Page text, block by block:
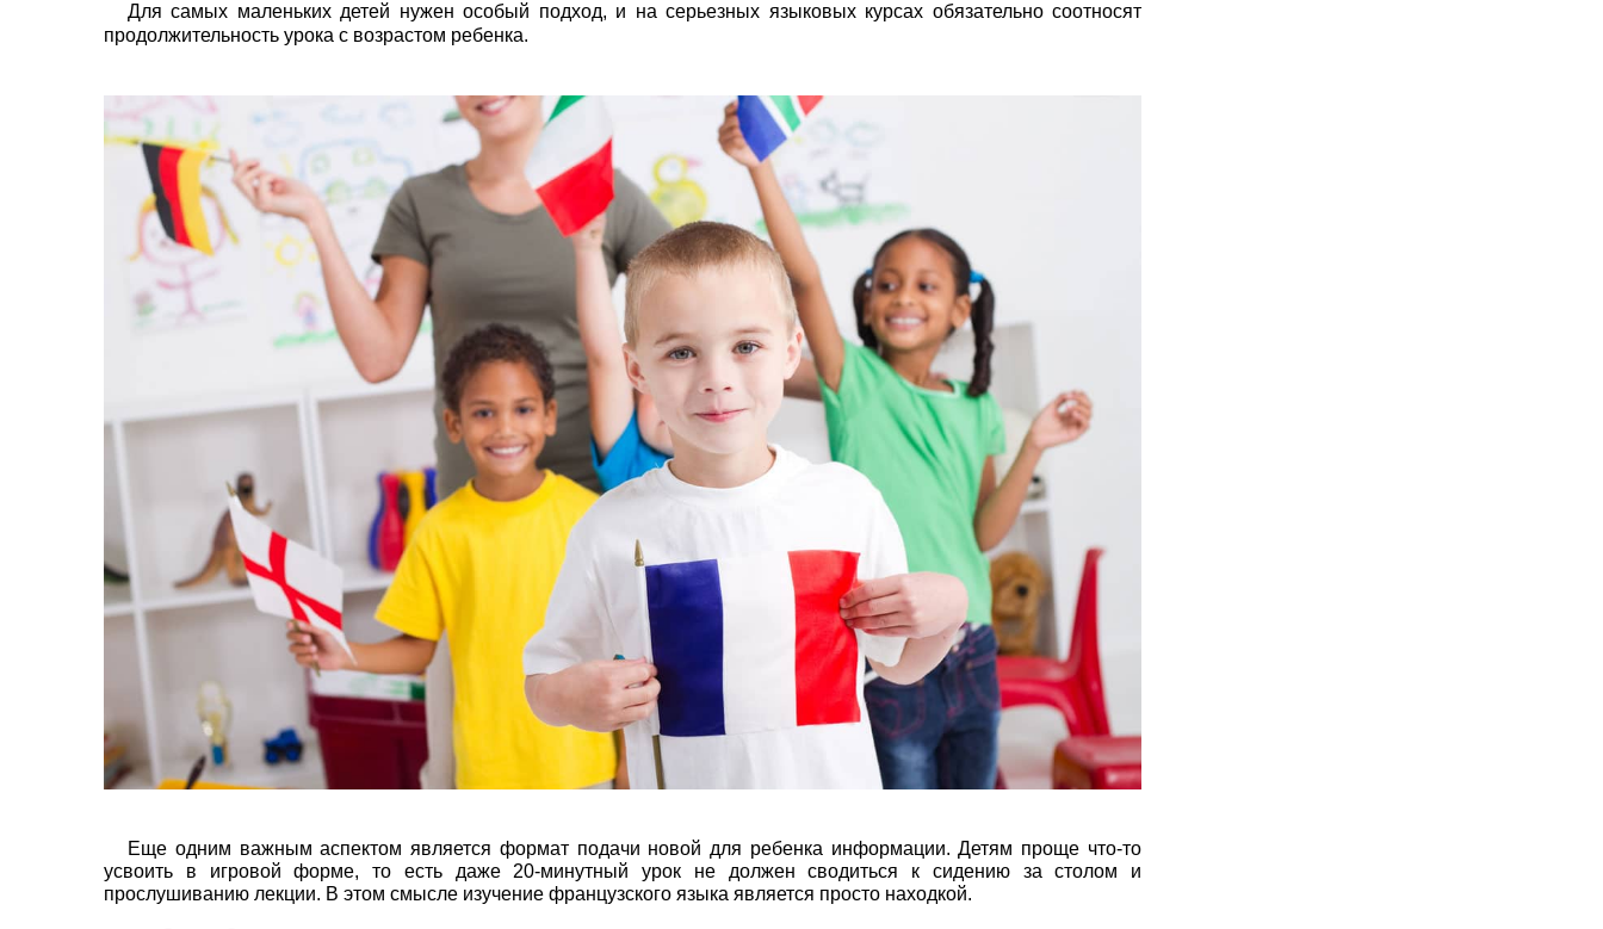
Для самых маленьких детей нужен особый подход, и на серьезных языковых курсах обязательно соотносят
продолжительность урока с возрастом ребенка.
Еще одним важным аспектом является формат подачи новой для ребенка информации. Детям проще что-то
усвоить в игровой форме, то есть даже 20-минутный урок не должен сводиться к сидению за столом и
прослушиванию лекции. В этом смысле изучение французского языка является просто находкой.